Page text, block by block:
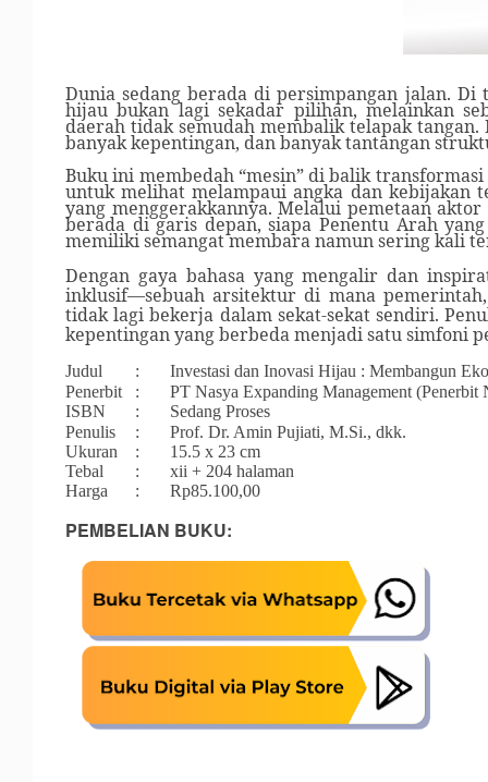
Dunia sedang berada di persimpangan jalan.
hijau bukan lagi sekadar pilihan, melainkan
daerah tidak semudah membalik telapak
banyak kepentingan, dan banyak tantangan
Buku ini membedah “mesin” di balik
untuk melihat melampaui angka dan kebijakan
yang menggerakkannya. Melalui pemetaan
berada di garis depan, siapa Penentu Arah
memiliki semangat membara namun sering kali
Dengan gaya bahasa yang mengalir dan
inklusif—sebuah arsitektur di mana
tidak lagi bekerja dalam sekat-sekat sendiri.
kepentingan yang berbeda menjadi satu simfoni
Judul :
Investasi dan Inovasi Hijau : Membangun
Penerbit
:
PT Nasya Expanding Management (Penerbit
ISBN
:
Sedang Proses
Penulis
:
Prof. Dr. Amin Pujiati, M.Si., dkk.
Ukuran
:
15.5 x 23 cm
Tebal
:
	xii
+ 204 halaman
Harga
: Rp85.100,00
PEMBELIAN BUKU: